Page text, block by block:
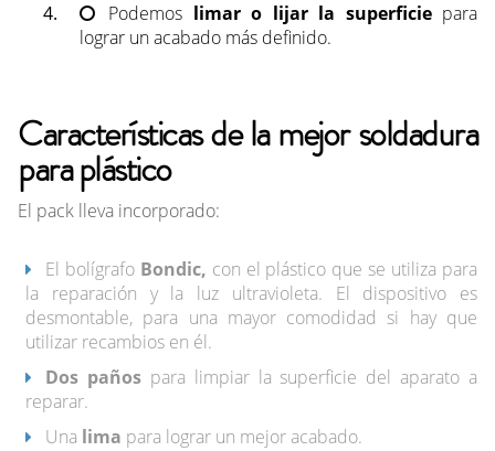
Podemos limar o lijar la superficiepara
lograr un acabado más definido.
Características de la mejor soldadura
para plástico
El pack lleva incorporado:
El bolígrafo Bondic, con el plástico que se utiliza para
la reparación y la luz ultravioleta. El dispositivo es
desmontable, para una mayor comodidad si hay que
utilizar recambios en él.
Dos pañospara limpiar la superficie del aparato a
reparar.
Una lima para lograr un mejor acabado.